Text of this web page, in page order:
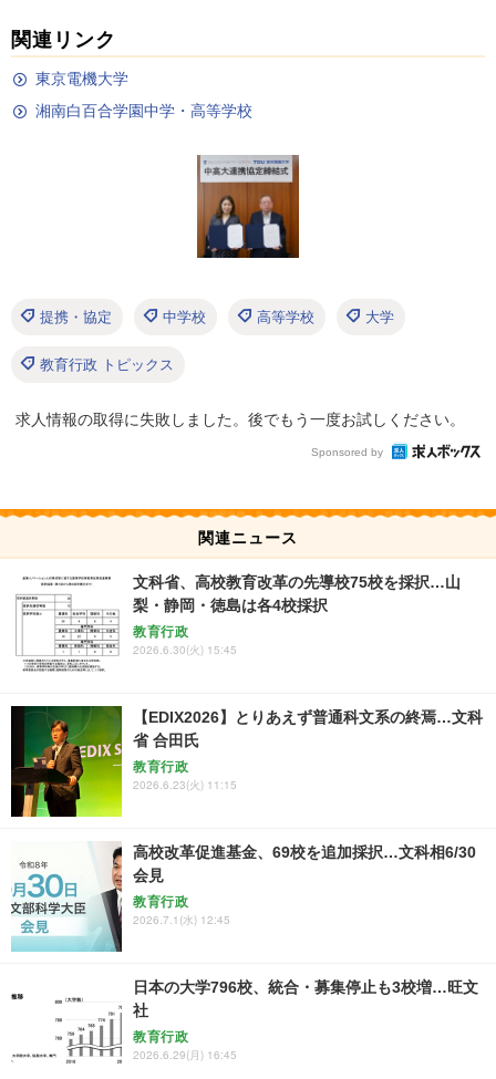
関連リンク
東京電機大学
湘南白百合学園中学・高等学校
提携・協定 中学校 高等学校 大学
教育行政 トピックス
求人情報の取得に失敗しました。後でもう一度お試しください。
Sponsored by
関連ニュース
文科省、高校教育改革の先導校75校を採択…山
梨・静岡・徳島は各4校採択
教育行政
2026.6.30(火) 15:45
【EDIX2026】とりあえず普通科文系の終焉…文科
省 合田氏
教育行政
2026.6.23(火) 11:15
高校改革促進基金、69校を追加採択…文科相6/30
会見
教育行政
2026.7.1(水) 12:45
日本の大学796校、統合・募集停止も3校増…旺文
社
教育行政
2026.6.29(月) 16:45